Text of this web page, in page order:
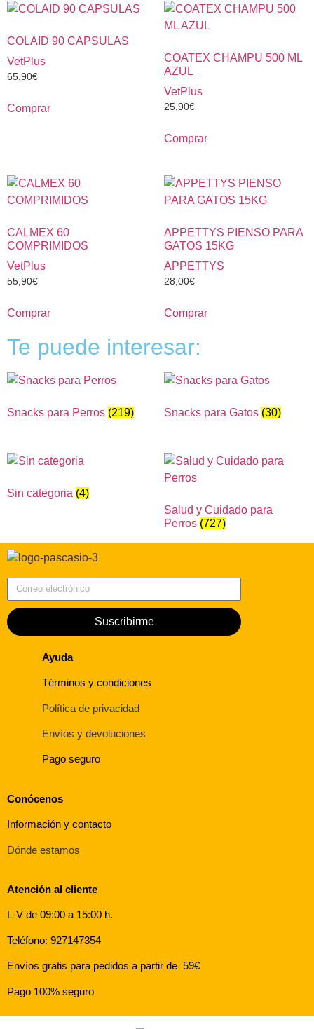
COLAID 90 CAPSULAS
VetPlus
65,90€
Comprar
COATEX CHAMPU 500 ML
AZUL
VetPlus
25,90€
Comprar
CALMEX 60
COMPRIMIDOS
VetPlus
55,90€
Comprar
APPETTYS PIENSO PARA
GATOS 15KG
APPETTYS
28,00€
Comprar
Te puede interesar:
Snacks para Perros (219) Snacks para Gatos (30)
Sin categoria (4)
Salud y Cuidado para
Perros (727)
Suscribirme
Ayuda
Términos y condiciones
Política de privacidad
Envíos y devoluciones
Pago seguro
Conócenos
Información y contacto
Dónde estamos
Atención al cliente
L-V de 09:00 a 15:00 h.
Teléfono: 927147354
Envíos gratis para pedidos a partir de 59€
Pago 100% seguro